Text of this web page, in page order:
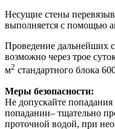
Несущие стены
выполняется с помощью
Проведение дальнейших
возможно через трое
м2 стандартного блока
Меры безопасности:
Не допускайте
попадании– тщательно
проточной водой, при